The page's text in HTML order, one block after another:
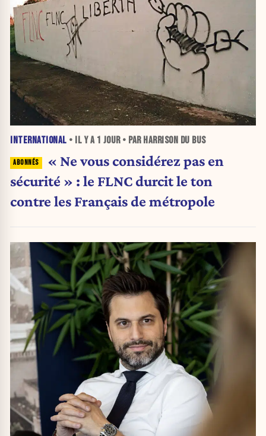
INTERNATIONAL • IL Y A 1 JOUR• PAR HARRISON DU BUS
« Ne vous considérez pas en
sécurité » : le FLNC durcit le ton
contre les Français de métropole